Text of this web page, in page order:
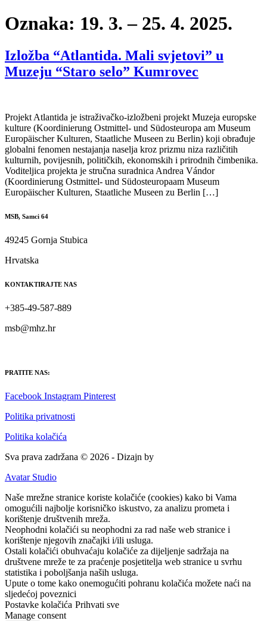
Oznaka: 19. 3. – 25. 4. 2025.
Izložba “Atlantida. Mali svjetovi” u
Muzeju “Staro selo” Kumrovec
Projekt Atlantida je istraživačko-izložbeni projekt Muzeja europske
kulture (Koordinierung Ostmittel- und Südosteuropa am Museum
Europäischer Kulturen, Staatliche Museen zu Berlin) koji obrađuje
globalni fenomen nestajanja naselja kroz prizmu niza različitih
kulturnih, povijesnih, političkih, ekonomskih i prirodnih čimbenika.
Voditeljica projekta je stručna suradnica Andrea Vándor
(Koordinierung Ostmittel- und Südosteuropaam Museum
Europäischer Kulturen, Staatliche Museen zu Berlin […]
MSB, Samci 64
49245 Gornja Stubica
Hrvatska
KONTAKTIRAJTE NAS
+385-49-587-889
msb@mhz.hr
PRATITE NAS:
Facebook Instagram Pinterest
Politika privatnosti
Politika kolačića
Sva prava zadržana © 2026 - Dizajn by
Avatar Studio
Naše mrežne stranice koriste kolačiće (cookies) kako bi Vama
omogućili najbolje korisničko iskustvo, za analizu prometa i
korištenje društvenih mreža.
Neophodni kolačići su neophodni za rad naše web stranice i
korištenje njegovih značajki i/ili usluga.
Ostali kolačići obuhvaćaju kolačiće za dijeljenje sadržaja na
društvene mreže te za praćenje posjetitelja web stranice u svrhu
statistika i poboljšanja naših usluga.
Upute o tome kako onemogućiti pohranu kolačića možete naći na
sljedećoj poveznici
Postavke kolačića Prihvati sve
Manage consent